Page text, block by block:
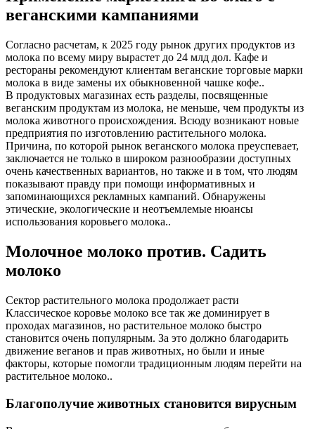
веганскими кампаниями
Согласно расчетам, к 2025 году рынок других продуктов из
молока по всему миру вырастет до 24 млд дол. Кафе и
рестораны рекомендуют клиентам веганские торговые марки
молока в виде замены их обыкновенной чашке кофе..
В продуктовых магазинах есть разделы, посвященные
веганским продуктам из молока, не меньше, чем продукты из
молока животного происхождения. Всюду возникают новые
предприятия по изготовлению растительного молока.
Причина, по которой рынок веганского молока преуспевает,
заключается не только в широком разнообразии доступных
очень качественных вариантов, но также и в том, что людям
показывают правду при помощи информативных и
запоминающихся рекламных кампаний. Обнаружены
этические, экологические и неотъемлемые нюансы
использования коровьего молока..
Молочное молоко против. Садить
молоко
Сектор растительного молока продолжает расти
Классическое коровье молоко все так же доминирует в
проходах магазинов, но растительное молоко быстро
становится очень популярным. За это должно благодарить
движение веганов и прав животных, но были и иные
факторы, которые помогли традиционным людям перейти на
растительное молоко..
Благополучие животных становится вирусным